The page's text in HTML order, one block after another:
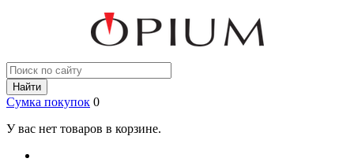
Найти
Сумка покупок 0
У вас нет товаров в корзине.